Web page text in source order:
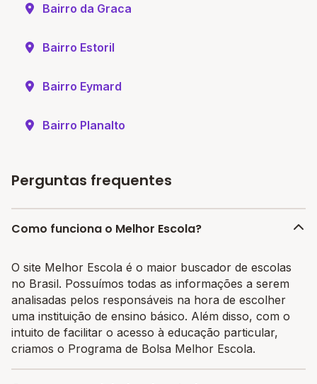
Bairro da Graca
Bairro Estoril
Bairro Eymard
Bairro Planalto
Perguntas frequentes
Como funciona o Melhor Escola?
O site Melhor Escola é o maior buscador de escolas
no Brasil. Possuímos todas as informações a serem
analisadas pelos responsáveis na hora de escolher
uma instituição de ensino básico. Além disso, com o
intuito de facilitar o acesso à educação particular,
criamos o Programa de Bolsa Melhor Escola.